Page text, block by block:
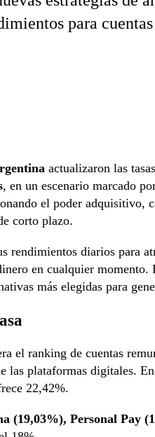
para
actualizaron las
, en un escenario marcado
el poder adquisitivo,
corto plazo.
rendimientos diarios para
en cualquier momento.
más elegidas para
el ranking de cuentas
plataformas digitales.
22,42%.
(19,03%), Personal Pay